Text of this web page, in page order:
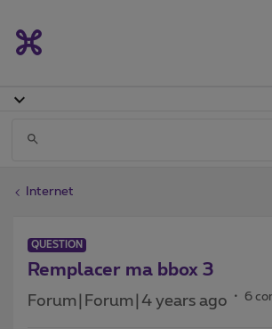
Internet
QUESTION
Remplacer ma bbox 3
Forum|Forum|4 years ago 6